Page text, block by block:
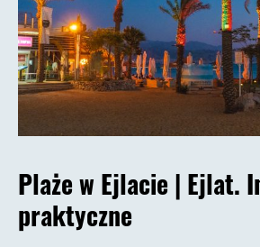
Plaże w Ejlacie | Ejlat.
praktyczne